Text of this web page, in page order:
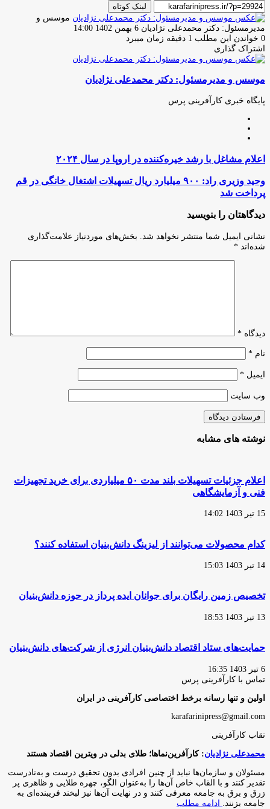
لینک کوتاه
موسس و
مدیرمسئول: دکتر محمدعلی نژادیان ارسال
ایمیل
6 بهمن 1402 14:00
0 خواندن این مطلب 1 دقیقه زمان میبرد
اشتراک گذاری
فیس
توئیتر
لینکدین
واتس
تلگرام
اشتراک
از
ایمیل
چاپ
موسس و مدیرمسئول: دکتر محمدعلی نژادیان
پایگاه خبری کارآفرینی پرس
اعلام
مشاغل
رشد‌
خیره‌کننده
اروپا
سال
۲۰۲۴
اعلام مشاغل با رشد‌ خیره‌کننده در اروپا در سال ۲۰۲۴
وحید
وزیری
راد:
۹۰۰
میلیارد
ریال
تسهیلات
اشتغال
وحید وزیری راد: ۹۰۰ میلیارد ریال تسهیلات اشتغال خانگی در قم
پرداخت شد
دیدگاهتان را بنویسید
نشانی ایمیل شما منتشر نخواهد شد.
بخش‌های موردنیاز علامت‌گذاری
شده‌اند *
دیدگاه *
نام *
ایمیل *
وب‌ سایت
نوشته های مشابه
اعلام جزئیات تسهیلات بلند مدت ۵۰ میلیاردی برای خرید تجهیزات
فنی و آزمایشگاهی
15 تیر 1403 14:02
کدام محصولات می‌توانند از لیزینگ دانش‌بنیان استفاده کنند؟
14 تیر 1403 15:03
تخصیص زمین رایگان برای جوانان ایده پرداز در حوزه دانش‌بنیان
13 تیر 1403 18:53
حمایت‌های ستاد اقتصاد دانش‌بنیان انرژی از شرکت‌های دانش‌بنیان
6 تیر 1403 16:35
تماس با کارآفرینی پرس
اولین و تنها رسانه برخط اختصاصی کارآفرینی در ایران
karafarinipress@gmail.com
نقاب کارآفرینی
محمدعلی نژادیان: کارآفرین‌نماها؛ طلای بدلی در ویترین اقتصاد هستند
مسئولان و سازمان‌ها نباید از چنین افرادی بدون تحقیق درست و به‌نادرست
تقدیر کنند و با القاب خاص آ‌ن‌ها را به‌عنوان الگو، چهره طلایی و ظاهری پر
زرق و برق به جامعه معرفی کنند و در نهایت آن‌ها نیز لبخند فریبنده‌ای به
جامعه بزنند.
ادامه مطلب